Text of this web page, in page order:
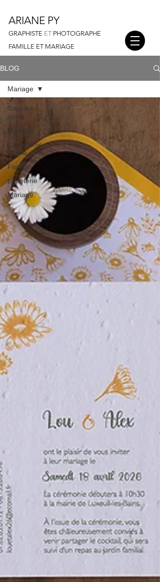
ARIANE PY
GRAPHISTE ET PHOTOGRAPHE
FAMILLE ET MARIAGE
BLOG
Tous les
posts
Mariage
Cérémonie
laïque
Famille
papeterie
Mariage
Mariage